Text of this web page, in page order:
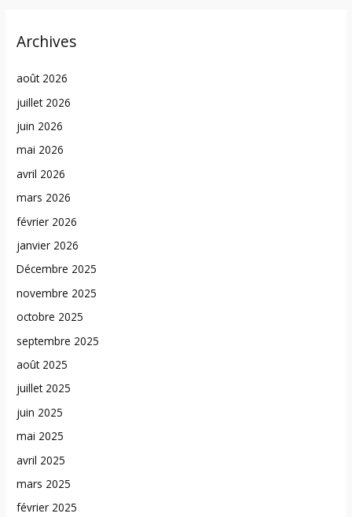
Archives
août 2026
juillet 2026
juin 2026
mai 2026
avril 2026
mars 2026
février 2026
janvier 2026
Décembre 2025
novembre 2025
octobre 2025
septembre 2025
août 2025
juillet 2025
juin 2025
mai 2025
avril 2025
mars 2025
février 2025